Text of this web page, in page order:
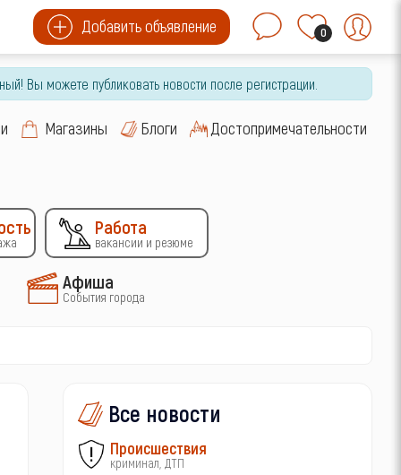
Добавить объявление 0
Вы можете публиковать новости после регистрации.
Магазины Блоги Достопримечательности
Работа
вакансии и резюме
Афиша
События города
Все новости
Происшествия
криминал, ДТП